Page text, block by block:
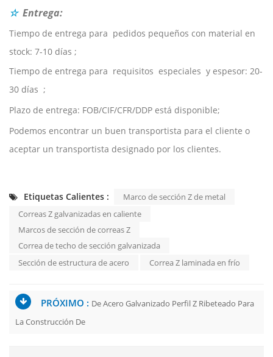
☆ Entrega:
Tiempo de entrega para pedidos pequeños con material en
stock: 7-10 días ;
Tiempo de entrega para requisitos especiales y espesor: 20-
30 días ;
Plazo de entrega: FOB/CIF/CFR/DDP está disponible;
Podemos encontrar un buen transportista para el cliente o
aceptar un transportista designado por los clientes.
Etiquetas Calientes :
Marco de sección Z de metal
Correas Z galvanizadas en caliente
Marcos de sección de correas Z
Correa de techo de sección galvanizada
Sección de estructura de acero
Correa Z laminada en frío
PRÓXIMO : De Acero Galvanizado Perfil Z Ribeteado Para
La Construcción De